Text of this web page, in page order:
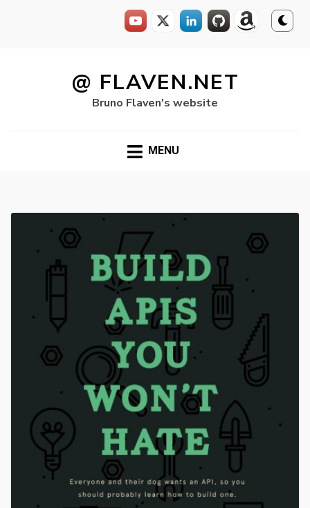
@ FLAVEN.NET
Bruno Flaven's website
MENU
Archives:
Livres